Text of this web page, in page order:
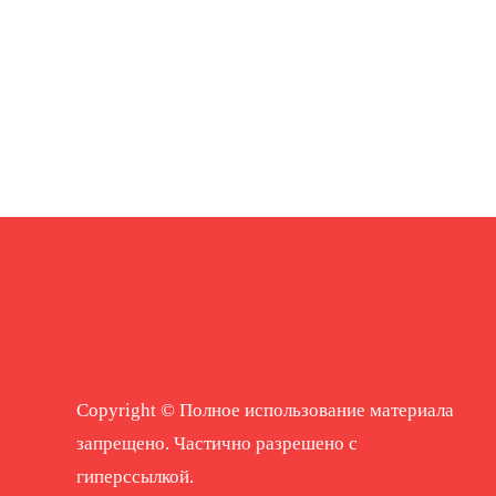
Copyright © Полное использование материала
запрещено. Частично разрешено с
гиперссылкой.